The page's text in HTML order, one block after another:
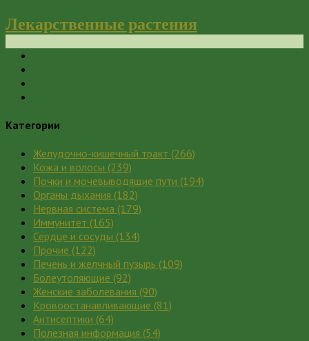
Лекарственные растения
Категории
Желудочно-кишечный тракт (266)
Кожа и волосы (239)
Почки и мочевыводящие пути (194)
Органы дыхания (182)
Нервная система (179)
Иммунитет (165)
Сердце и сосуды (134)
Прочие (122)
Печень и желчный пузырь (109)
Болеутоляющие (92)
Женские заболевания (90)
Кровоостанавливающие (81)
Антисептики (64)
Полезная информация (54)